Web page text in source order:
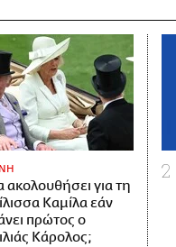
ακολουθήσει για τη
Καμίλα εάν
πρώτος ο
Κάρολος;